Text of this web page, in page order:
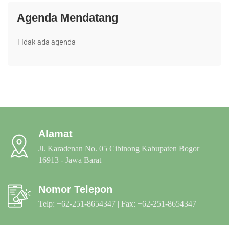
Agenda Mendatang
Tidak ada agenda
Alamat
Jl. Karadenan No. 05 Cibinong Kabupaten Bogor
16913 - Jawa Barat
Nomor Telepon
Telp: +62-251-8654347 | Fax: +62-251-8654347